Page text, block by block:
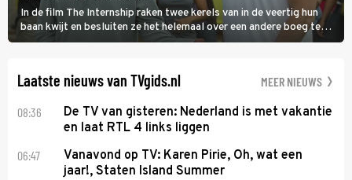
In de film The Internship raken twee kerels van in de veertig hun
baan kwijt en besluiten ze het helemaal over een andere boeg te
gooien door als stagiair aan de slag te gaan bij Google.
Laatste nieuws van TVgids.nl MEER NIEUWS
08:36
De TV van gisteren: Nederland is met vakantie
en laat RTL 4 links liggen
06:47
Vanavond op TV: Karen Pirie, Oh, wat een
jaar!, Staten Island Summer